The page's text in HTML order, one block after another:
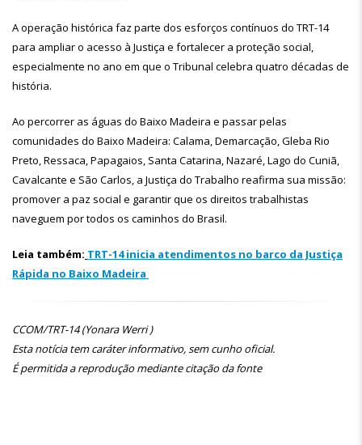
A operação histórica faz parte dos esforços contínuos do TRT-14
para ampliar o acesso à Justiça e fortalecer a proteção social,
especialmente no ano em que o Tribunal celebra quatro décadas de
história.
Ao percorrer as águas do Baixo Madeira e passar pelas
comunidades do Baixo Madeira: Calama, Demarcação, Gleba Rio
Preto, Ressaca, Papagaios, Santa Catarina, Nazaré, Lago do Cuniã,
Cavalcante e São Carlos, a Justiça do Trabalho reafirma sua missão:
promover a paz social e garantir que os direitos trabalhistas
naveguem por todos os caminhos do Brasil.
Leia também: TRT-14 inicia atendimentos no barco da Justiça
Rápida no Baixo Madeira
CCOM/TRT-14 (Yonara Werri )
Esta notícia tem caráter informativo, sem cunho oficial.
É permitida a reprodução mediante citação da fonte